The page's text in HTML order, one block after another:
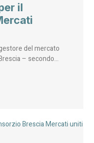
il
del mercato
– secondo…